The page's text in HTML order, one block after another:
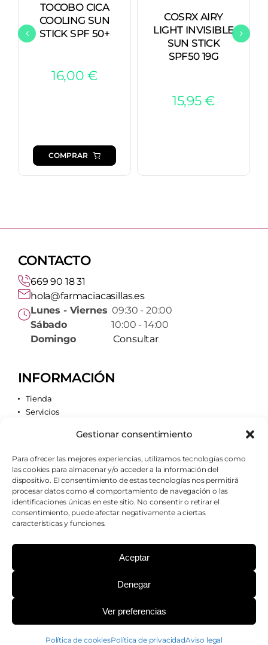
Gestionar consentimiento
Para ofrecer las mejores experiencias, utilizamos tecnologías como
las cookies para almacenar y/o acceder a la información del
dispositivo. El consentimiento de estas tecnologías nos permitirá
procesar datos como el comportamiento de navegación o las
identificaciones únicas en este sitio. No consentir o retirar el
consentimiento, puede afectar negativamente a ciertas
características y funciones.
Aceptar
Denegar
Ver preferencias
Política de cookiesPolítica de privacidadAviso legal
TOCOBO CICA
COOLING SUN
STICK SPF 50+
16,00€
COMPRAR
COSRX AIRY
LIGHT INVISIBLE
SUN STICK
SPF50 19G
15,95€
CONTACTO
669 90 18 31
hola@farmaciacasillas.es
Lunes - Viernes 09:30 - 20:00
Sábado10:00 - 14:00
Domingo
Consultar
INFORMACIÓN
Tienda
Servicios
Quiénes somos
AVISOS LEGALES
Aviso legal
Política de cookies
Política de privacidad
Copyright 2026 - Farmacia Casillas - Todos los